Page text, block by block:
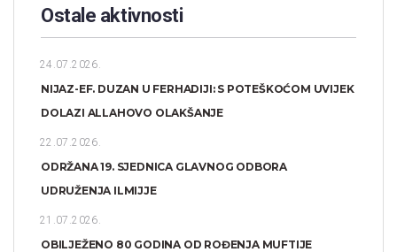
Ostale aktivnosti
24.07.2026.
NIJAZ-EF. DUZAN U FERHADIJI: S POTEŠKOĆOM UVIJEK
DOLAZI ALLAHOVO OLAKŠANJE
22.07.2026.
ODRŽANA 19. SJEDNICA GLAVNOG ODBORA
UDRUŽENJA ILMIJJE
21.07.2026.
OBILJEŽENO 80 GODINA OD ROĐENJA MUFTIJE